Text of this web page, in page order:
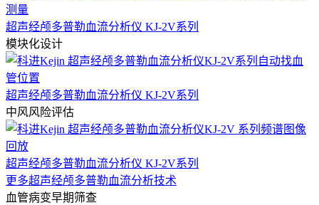
超声经颅多普勒血流分析仪 KJ-2V系列
模块化设计
超声经颅多普勒血流分析仪 KJ-2V系列
中风风险评估
超声经颅多普勒血流分析仪 KJ-2V系列
更多超声经颅多普勒血流分析技术
血管病变早期筛查